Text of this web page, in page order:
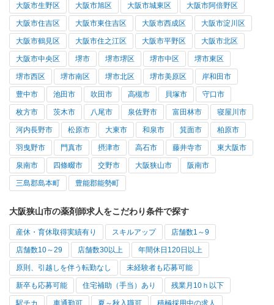
大阪市生野区 大阪市旭区 大阪市城東区 大阪市阿倍野区
大阪市住吉区 大阪市東住吉区 大阪市西成区 大阪市淀川区
大阪市鶴見区 大阪市住之江区 大阪市平野区 大阪市北区
大阪市中央区 堺市 堺市堺区 堺市中区 堺市東区
堺市西区 堺市南区 堺市北区 堺市美原区 岸和田市
豊中市 池田市 吹田市 高槻市 貝塚市 守口市
枚方市 茨木市 八尾市 泉佐野市 富田林市 寝屋川市
河内長野市 松原市 大東市 和泉市 箕面市 柏原市
羽曳野市 門真市 摂津市 高石市 藤井寺市 東大阪市
泉南市 四條畷市 交野市 大阪狭山市 阪南市
三島郡島本町 豊能郡能勢町
大阪狭山市の薬剤師求人をこだわり条件で探す
産休・育休取得実績有り スキルアップ 店舗数1～9
店舗数10～29 店舗数30以上 年間休日120日以上
原則、引越しを伴う転勤なし 未経験者も応募可能
新卒も応募可能 住宅補助（手当）あり 残業月10ｈ以下
駅チカ 車通勤可 夏～秋入職可 積極採用中の求人